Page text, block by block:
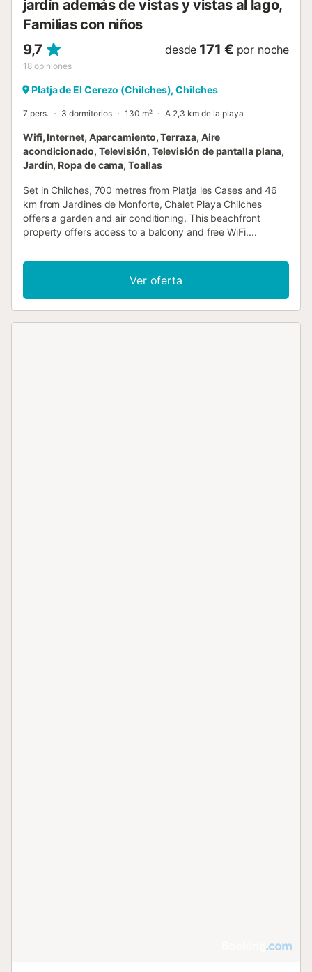
Punta Sur Chilches está a 500 m....
jardín además de vistas y vistas al lago,
Familias con niños
9,7
18 opiniones
desde 171 € por noche
Platja de El Cerezo (Chilches), Chilches
7 pers. 3 dormitorios 130 m² A 2,3 km de la playa
Wifi, Internet, Aparcamiento, Terraza, Aire
acondicionado, Televisión, Televisión de pantalla plana,
Jardín, Ropa de cama, Toallas
Set in Chilches, 700 metres from Platja les Cases and 46
km from Jardines de Monforte, Chalet Playa Chilches
offers a garden and air conditioning. This beachfront
property offers access to a balcony and free WiFi....
Ver oferta